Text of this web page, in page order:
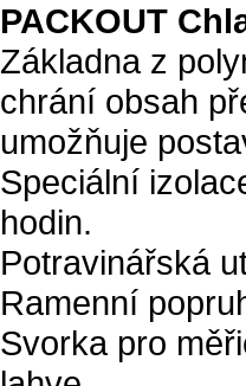
PACKOUT
Základna z
chrání obsah
umožňuje
Speciální
hodin.
Potravinářská
Ramenní
Svorka pro